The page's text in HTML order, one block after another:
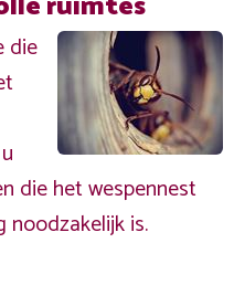
die
die het wespennest
noodzakelijk is.